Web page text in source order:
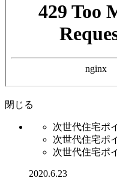
閉じる
次世代住宅ポ
次世代住宅ポ
次世代住宅ポ
2020.6.23